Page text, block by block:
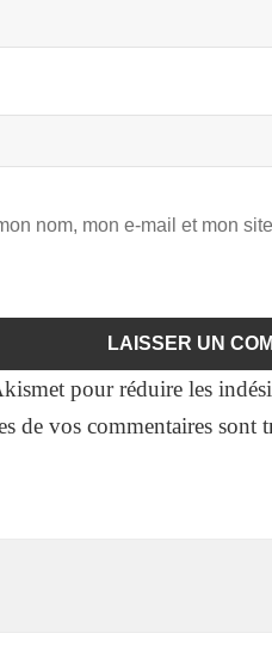
nom, mon e-mail et mon
pour réduire les
de vos commentaires sont